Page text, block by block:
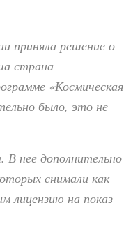
приняла решение о
страна
«Космическая
было, это не
нее дополнительно
снимали как
лицензию на показ